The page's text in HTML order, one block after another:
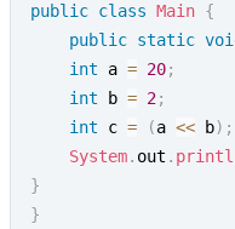
public class Main {
public static
int a = 20;
int b = 2;
int c = (a << b) ;
System. out .
}
}